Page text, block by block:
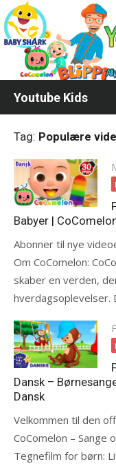
Skip
to
content
Youtube Kids
Tag: Populære
Babyer |
Abonner til nye
Om CoComelon:
skaber en verden,
hverdagsoplevelser.
Dansk –
Dansk
Velkommen til den
CoComelon – Sange
Tegnefilm for børn: